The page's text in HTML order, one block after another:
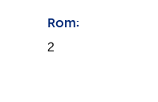
Rom:
2